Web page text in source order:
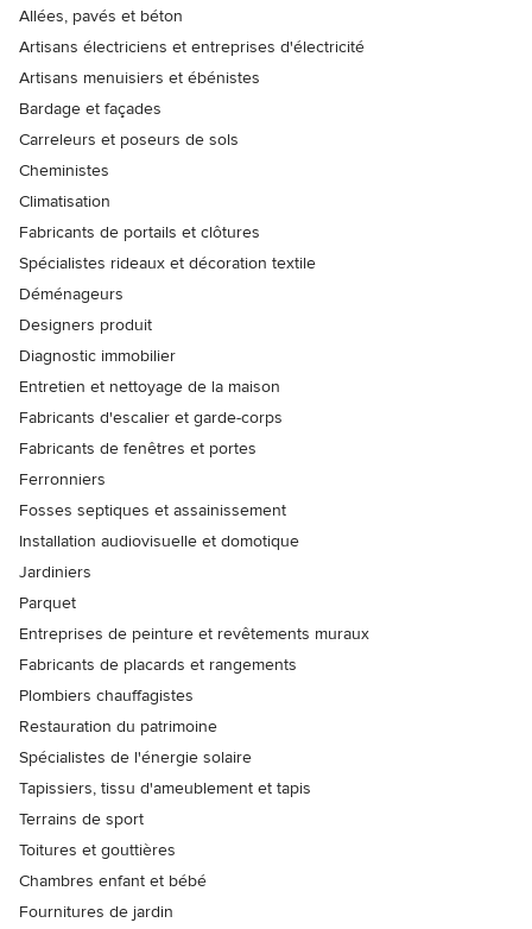
Allées, pavés et béton
Artisans électriciens et entreprises d'électricité
Artisans menuisiers et ébénistes
Bardage et façades
Carreleurs et poseurs de sols
Cheministes
Climatisation
Fabricants de portails et clôtures
Spécialistes rideaux et décoration textile
Déménageurs
Designers produit
Diagnostic immobilier
Entretien et nettoyage de la maison
Fabricants d'escalier et garde-corps
Fabricants de fenêtres et portes
Ferronniers
Fosses septiques et assainissement
Installation audiovisuelle et domotique
Jardiniers
Parquet
Entreprises de peinture et revêtements muraux
Fabricants de placards et rangements
Plombiers chauffagistes
Restauration du patrimoine
Spécialistes de l'énergie solaire
Tapissiers, tissu d'ameublement et tapis
Terrains de sport
Toitures et gouttières
Chambres enfant et bébé
Fournitures de jardin